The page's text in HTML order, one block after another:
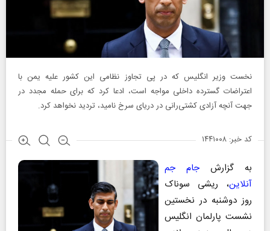
نخست وزیر انگلیس که در پی تجاوز نظامی این کشور علیه یمن با
اعتراضات گسترده داخلی مواجه است، ادعا کرد که برای حمله مجدد در
جهت آنچه آزادی کشتی‌رانی در دریای سرخ نامید، تردید نخواهد کرد.
کد خبر: ۱۴۴۱۰۰۸
به گزارشجام جم
آنلاین، ریشی سوناک
روز دوشنبه در نخستین
نشست پارلمان انگلیس